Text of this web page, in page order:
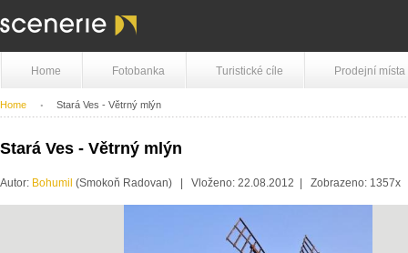
Home Fotobanka Turistické cíle Prodejní místa
Home Stará Ves - Větrný mlýn
Stará Ves - Větrný mlýn
Autor: Bohumil (Smokoň Radovan) | Vloženo: 22.08.2012 | Zobrazeno: